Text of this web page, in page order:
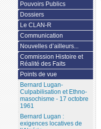
Pouvoirs Publics
Dossiers
Le CLAN-R
Communication
Nouvelles d’ailleurs...
Commission Histoire et
Réalité des Faits
Points de vue
Bernard Lugan-
Culpabilisation et Ethno-
masochisme - 17 octobre
1961
Bernard Lugan :
exigences locatives de